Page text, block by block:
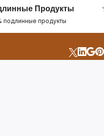
Продукты
подлинные продукты